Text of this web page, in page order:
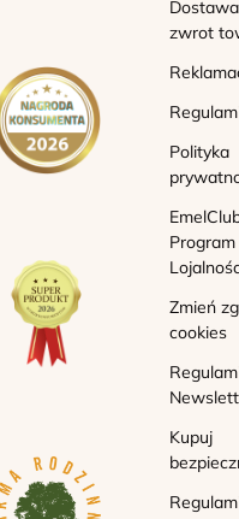
zwrot
Polityka
Program
Zmień
cookies
Kupuj